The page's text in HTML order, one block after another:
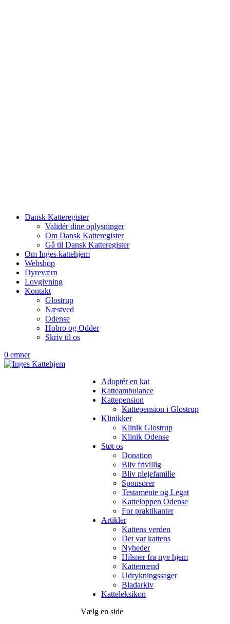
Dansk Katteregister
Validér dine oplysninger
Om Dansk Katteregister
Gå til Dansk Katteregister
Om Inges kattehjem
Webshop
Dyreværn
Lovgivning
Kontakt
Glostrup
Næstved
Odense
Hobro og Odder
Skriv til os
0 emner
Adoptér en kat
Katteambulance
Kattepension
Kattepension i Glostrup
Klinikker
Klinik Glostrup
Klinik Odense
Støt os
Donation
Bliv frivillig
Bliv plejefamilie
Sponsorer
Testamente og Legat
Katteloppen Odense
For praktikanter
Artikler
Kattens verden
Det var kattens
Nyheder
Hilsner fra nye hjem
Kattemænd
Udrykningssager
Bladarkiv
Katteleksikon
Vælg en side